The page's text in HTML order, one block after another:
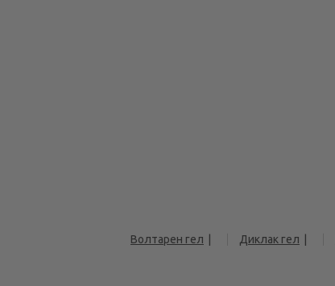
Волтарен гел Диклак гел